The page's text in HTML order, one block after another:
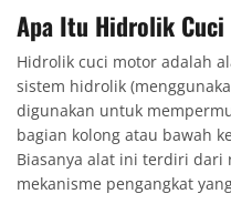
Apa Itu Hidrolik
Hidrolik cuci motor adalah
sistem hidrolik
digunakan untuk
bagian kolong atau bawah
Biasanya alat ini terdiri dari
mekanisme pengangkat